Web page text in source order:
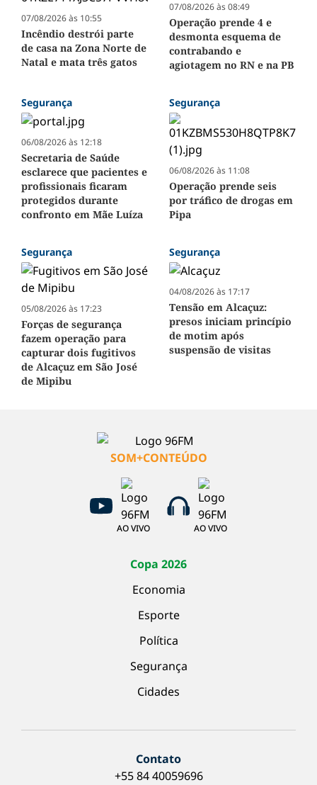
07/08/2026 às 10:55
Incêndio destrói parte
de casa na Zona Norte de
Natal e mata três gatos
07/08/2026 às 08:49
Operação prende 4 e
desmonta esquema de
contrabando e
agiotagem no RN e na PB
Segurança
06/08/2026 às 12:18
Secretaria de Saúde
esclarece que pacientes e
profissionais ficaram
protegidos durante
confronto em Mãe Luíza
Segurança
06/08/2026 às 11:08
Operação prende seis
por tráfico de drogas em
Pipa
Segurança
05/08/2026 às 17:23
Forças de segurança
fazem operação para
capturar dois fugitivos
de Alcaçuz em São José
de Mipibu
Segurança
04/08/2026 às 17:17
Tensão em Alcaçuz:
presos iniciam princípio
de motim após
suspensão de visitas
SOM+CONTEÚDO
AO VIVO AO VIVO
Copa 2026
Economia
Esporte
Política
Segurança
Cidades
Contato
+55 84 40059696